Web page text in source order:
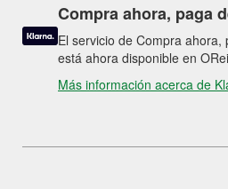
Compra ahora, paga
El servicio de Compra
está ahora disponible en
Más información acerca de